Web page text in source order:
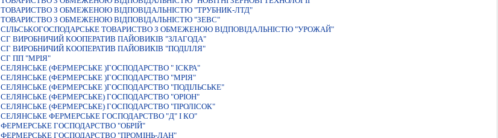
ТОВАРИСТВО З ОБМЕЖЕНОЮ ВIДПОВIДАЛЬНIСТЮ "ТРУБНИК-ЛТД"
ТОВАРИСТВО З ОБМЕЖЕНОЮ ВIДПОВIДАЛЬНIСТЮ "ЗЕВС"
СІЛЬСЬКОГОСПОДАРСЬКЕ ТОВАРИСТВО З ОБМЕЖЕНОЮ ВІДПОВІДАЛЬНІСТЮ "УРОЖАЙ"
СГ ВИРОБНИЧИЙ КООПЕРАТИВ ПАЙОВИКІВ "ЗЛАГОДА"
СГ ВИРОБНИЧИЙ КООПЕРАТИВ ПАЙОВИКІВ "ПОДІЛЛЯ"
СГ ПП "МРІЯ"
СЕЛЯНСЬКЕ (ФЕРМЕРСЬКЕ )ГОСПОДАРСТВО " IСКРА"
СЕЛЯНСЬКЕ (ФЕРМЕРСЬКЕ )ГОСПОДАРСТВО "МРIЯ"
СЕЛЯНСЬКЕ (ФЕРМЕРСЬКЕ )ГОСПОДАРСТВО "ПОДІЛЬСЬКЕ"
СЕЛЯНСЬКЕ (ФЕРМЕРСЬКЕ) ГОСПОДАРСТВО "ОРIОН"
СЕЛЯНСЬКЕ (ФЕРМЕРСЬКЕ) ГОСПОДАРСТВО "ПРОЛIСОК"
СЕЛЯНСЬКЕ ФЕРМЕРСЬКЕ ГОСПОДАРСТВО "Д" I КО"
ФЕРМЕРСЬКЕ ГОСПОДАРСТВО "ОБРIЙ"
ФЕРМЕРСЬКЕ ГОСПОДАРСТВО "ПРОМІНЬ-ЛАН"